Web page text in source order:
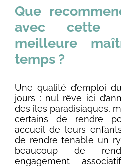
Que
avec cette
meilleure
temps ?
Une qualité d’emploi
jours : nul rêve ici
des îles paradisiaques,
certains de rendre
accueil de leurs
de rendre tenable un
beaucoup de
engagement